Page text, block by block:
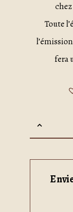
Toute
fera